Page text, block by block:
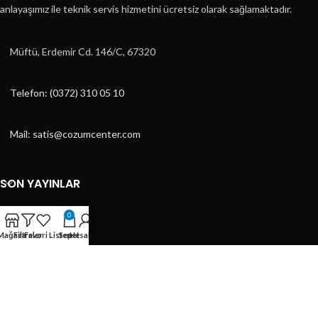
anlayaşımız ile teknik servis hizmetini ücretsiz olarak sağlamaktadır.
Müftü, Erdemir Cd. 146/C, 67320
Telefon: (0372) 310 05 10
Mail: satis@cozumcenter.com
SON YAYINLAR
KATEGORILER
KATEGORILER
Filtreler
Favori Listem
0
SepetHesabım